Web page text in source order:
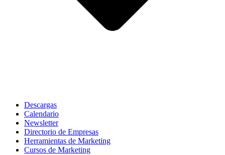
Descargas
Calendario
Newsletter
Directorio de Empresas
Herramientas de Marketing
Cursos de Marketing